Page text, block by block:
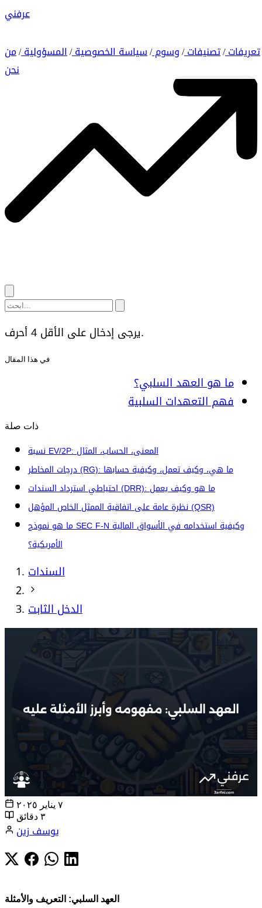
عرفني
تعريفات/ تصنيفات/ وسوم/ سياسة الخصوصية/ المسؤولية/ من
نحن
يرجى إدخال على الأقل 4 أحرف.
في هذا المقال
ما هو العهد السلبي؟
فهم التعهدات السلبية
ذات صلة
نسبة EV/2P: المعنى، الحساب، المثال
درجات المخاطر (RG): ما هي، وكيف تعمل، وكيفية حسابها
احتياطي استرداد السندات (DRR): ما هو وكيف يعمل
نظرة عامة على اتفاقية الممثل الخاص المؤهل (QSR)
ما هو نموذج SEC F-N وكيفية استخدامه في الأسواق المالية
الأمريكية؟
السندات
الدخل الثابت
٧ يناير ٢٠٢٥
٣ دقائق
يوسف زين
العهد السلبي: التعريف والأمثلة